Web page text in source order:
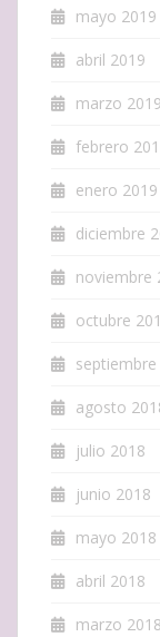
mayo 2019
abril 2019
marzo 2019
febrero
enero 2019
diciembre
noviembre
octubre
septiembre
agosto
julio 2018
junio 2018
mayo 2018
abril 2018
marzo 2018